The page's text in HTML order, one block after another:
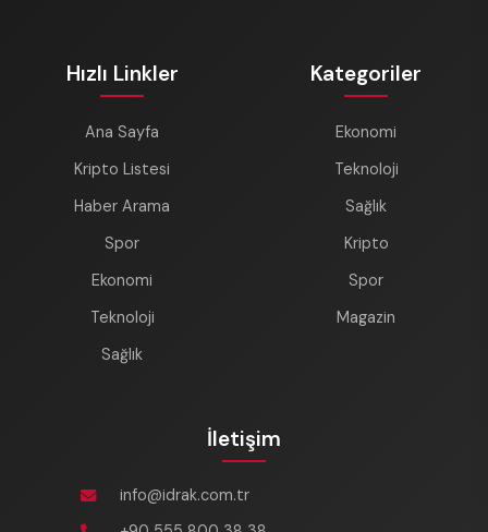
Hızlı Linkler
Ana Sayfa
Kripto Listesi
Haber Arama
Spor
Ekonomi
Teknoloji
Sağlık
Kategoriler
Ekonomi
Teknoloji
Sağlık
Kripto
Spor
Magazin
İletişim
info@idrak.com.tr